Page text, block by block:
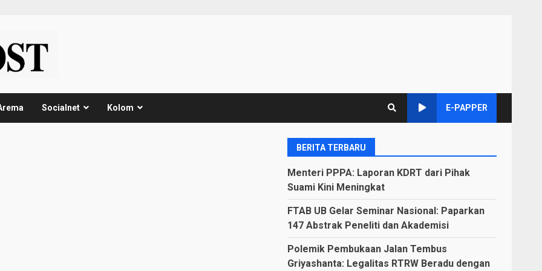
Socialnet Kolom E-PAPPER
BERITA TERBARU
Menteri PPPA: Laporan KDRT dari Pihak
Suami Kini Meningkat
FTAB UB Gelar Seminar Nasional: Paparkan
147 Abstrak Peneliti dan Akademisi
Polemik Pembukaan Jalan Tembus
Griyashanta: Legalitas RTRW Beradu dengan